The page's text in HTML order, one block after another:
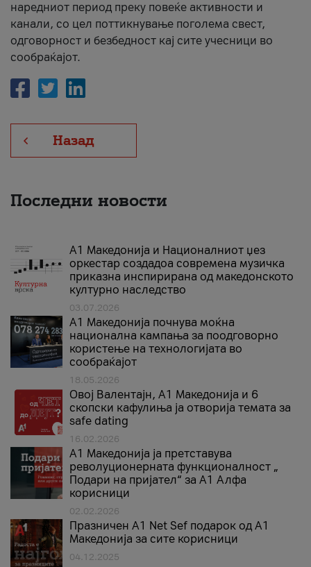
наредниот период преку повеќе активности и
канали, со цел поттикнување поголема свест,
одговорност и безбедност кај сите учесници во
сообраќајот.
Назад
Последни новости
А1 Македонија и Националниот џез
оркестар создадоа современа музичка
приказна инспирирана од македонското
културно наследство
03.07.2026
A1 Македонија почнува моќна
национална кампања за поодговорно
користење на технологијата во
сообраќајот
18.05.2026
Овој Валентајн, A1 Македонија и 6
скопски кафулиња ја отворија темата за
safe dating
16.02.2026
А1 Македонија ја претставува
револуционерната функционалност „
Подари на пријател“ за А1 Алфа
корисници
02.02.2026
Празничен A1 Net Sеf подарок од А1
Македонија за сите корисници
04.12.2025